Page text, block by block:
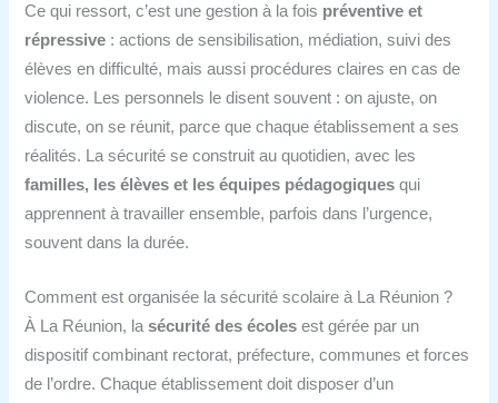
Ce qui ressort, c’est une gestion à la fois préventive et
répressive : actions de sensibilisation, médiation, suivi des
élèves en difficulté, mais aussi procédures claires en cas de
violence. Les personnels le disent souvent : on ajuste, on
discute, on se réunit, parce que chaque établissement a ses
réalités. La sécurité se construit au quotidien, avec les
familles, les élèves et les équipes pédagogiques qui
apprennent à travailler ensemble, parfois dans l’urgence,
souvent dans la durée.
Comment est organisée la sécurité scolaire à La Réunion ?
À La Réunion, lasécurité des écoles est gérée par un
dispositif combinant rectorat, préfecture, communes et forces
de l’ordre. Chaque établissement doit disposer d’un